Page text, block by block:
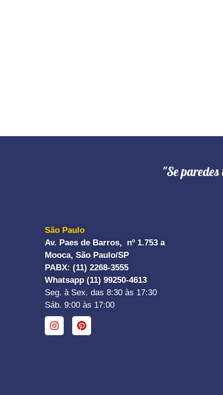
"Se
São Paulo
Av. Paes de Barros, nº 1.753 a
Mooca, São Paulo/SP
PABX: (11) 2268-3555
Whatsapp (11) 99250-4613
Seg. à Sex. das 8:30 às 17:30
Sáb. 9:00 às 17:00